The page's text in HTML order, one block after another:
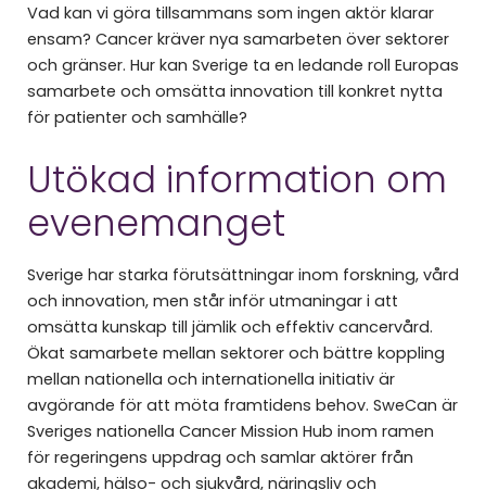
Vad kan vi göra tillsammans som ingen aktör klarar
ensam? Cancer kräver nya samarbeten över sektorer
och gränser. Hur kan Sverige ta en ledande roll Europas
samarbete och omsätta innovation till konkret nytta
för patienter och samhälle?
Utökad information om
evenemanget
Sverige har starka förutsättningar inom forskning, vård
och innovation, men står inför utmaningar i att
omsätta kunskap till jämlik och effektiv cancervård.
Ökat samarbete mellan sektorer och bättre koppling
mellan nationella och internationella initiativ är
avgörande för att möta framtidens behov. SweCan är
Sveriges nationella Cancer Mission Hub inom ramen
för regeringens uppdrag och samlar aktörer från
akademi, hälso- och sjukvård, näringsliv och